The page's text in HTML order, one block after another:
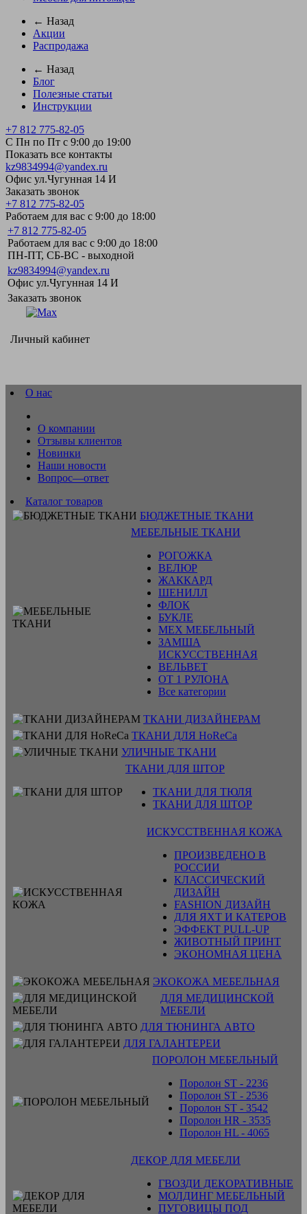
← Назад
Акции
Распродажа
← Назад
Блог
Полезные статьи
Инструкции
+7 812 775-82-05
С Пн по Пт с 9:00 до 19:00
Показать все контакты
kz9834994@yandex.ru
Офис ул.Чугунная 14 И
Заказать звонок
+7 812 775-82-05
Работаем для вас с 9:00 до 18:00
+7 812 775-82-05
Работаем для вас с 9:00 до 18:00
ПН-ПТ, СБ-ВС - выходной
kz9834994@yandex.ru
Офис ул.Чугунная 14 И
Заказать звонок
Личный кабинет
О нас
О компании
Отзывы клиентов
Новинки
Наши новости
Вопрос—ответ
Каталог товаров
БЮДЖЕТНЫЕ ТКАНИ
МЕБЕЛЬНЫЕ ТКАНИ
РОГОЖКА
ВЕЛЮР
ЖАККАРД
ШЕНИЛЛ
ФЛОК
БУКЛЕ
МЕХ МЕБЕЛЬНЫЙ
ЗАМША
ИСКУССТВЕННАЯ
ВЕЛЬВЕТ
ОТ 1 РУЛОНА
Все категории
ТКАНИ ДИЗАЙНЕРАМ
ТКАНИ ДЛЯ HoReCa
УЛИЧНЫЕ ТКАНИ
ТКАНИ ДЛЯ ШТОР
ТКАНИ ДЛЯ ТЮЛЯ
ТКАНИ ДЛЯ ШТОР
ИСКУССТВЕННАЯ КОЖА
ПРОИЗВЕДЕНО В
РОССИИ
КЛАССИЧЕСКИЙ
ДИЗАЙН
FASHION ДИЗАЙН
ДЛЯ ЯХТ И КАТЕРОВ
ЭФФЕКТ PULL-UP
ЖИВОТНЫЙ ПРИНТ
ЭКОНОМНАЯ ЦЕНА
ЭКОКОЖА МЕБЕЛЬНАЯ
ДЛЯ МЕДИЦИНСКОЙ
МЕБЕЛИ
ДЛЯ ТЮНИНГА АВТО
ДЛЯ ГАЛАНТЕРЕИ
ПОРОЛОН МЕБЕЛЬНЫЙ
Поролон ST - 2236
Поролон ST - 2536
Поролон ST - 3542
Поролон HR - 3535
Поролон HL - 4065
ДЕКОР ДЛЯ МЕБЕЛИ
ГВОЗДИ ДЕКОРАТИВНЫЕ
МОЛДИНГ МЕБЕЛЬНЫЙ
ПУГОВИЦЫ ПОД